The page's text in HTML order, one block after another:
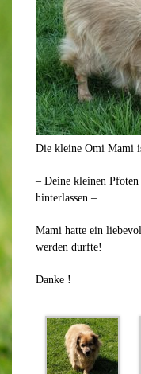
Die kleine Omi Mami
– Deine kleinen Pfoten
hinterlassen –
Mami hatte ein
werden durfte!
Danke !